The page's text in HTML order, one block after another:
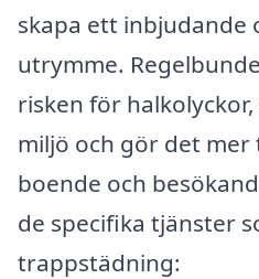
skapa ett inbjudande
utrymme.
risken för
miljö och gör det
boende och
de specifika tjänster
trappstädning: